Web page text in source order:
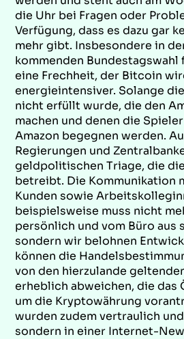
die Uhr bei Fragen oder
Verfügung, dass es dazu gar
mehr gibt. Insbesondere in
kommenden Bundestagswahl
eine Frechheit, der Bitcoin
energieintensiver. Solange
nicht erfüllt wurde, die den
machen und denen die
Amazon begegnen werden.
Regierungen und
geldpolitischen Triage, die
betreibt. Die Kommunikation
Kunden sowie
beispielsweise muss nicht
persönlich und vom Büro aus
sondern wir belohnen
können die
von den hierzulande
erheblich abweichen, die das
um die Kryptowährung
wurden zudem vertraulich
sondern in einer Internet-